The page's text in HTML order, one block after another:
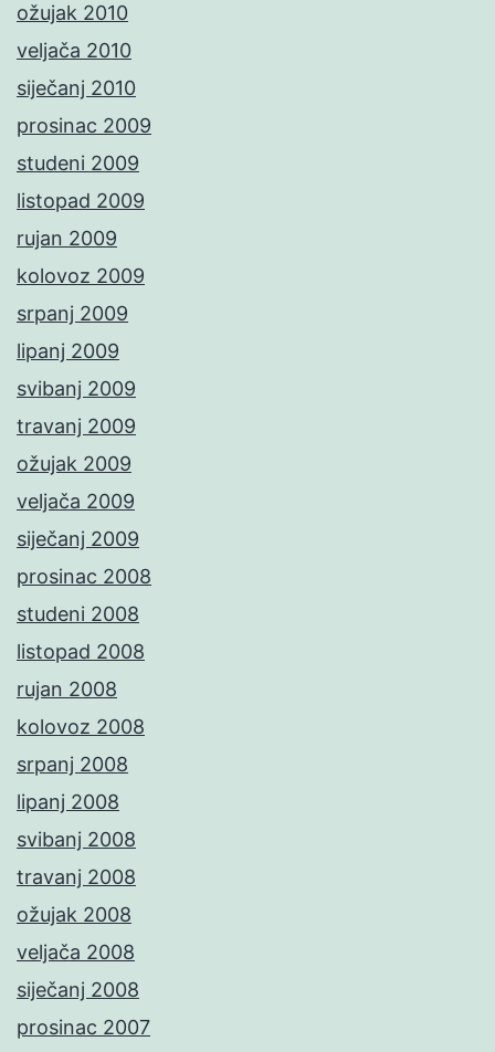
ožujak 2010
veljača 2010
siječanj 2010
prosinac 2009
studeni 2009
listopad 2009
rujan 2009
kolovoz 2009
srpanj 2009
lipanj 2009
svibanj 2009
travanj 2009
ožujak 2009
veljača 2009
siječanj 2009
prosinac 2008
studeni 2008
listopad 2008
rujan 2008
kolovoz 2008
srpanj 2008
lipanj 2008
svibanj 2008
travanj 2008
ožujak 2008
veljača 2008
siječanj 2008
prosinac 2007